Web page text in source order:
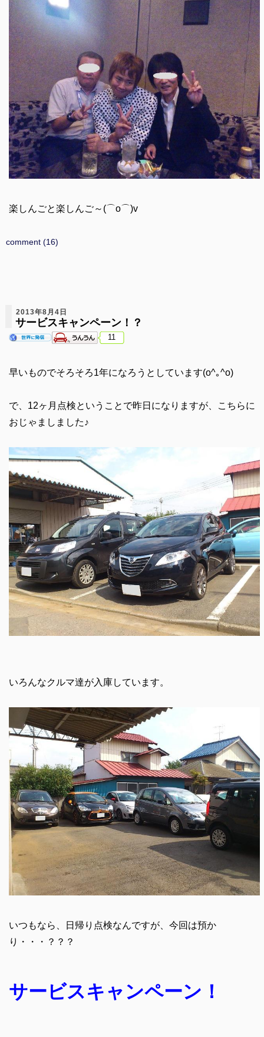
楽しんごと楽しんご～(⌒o⌒)v
comment (16)
2013年8月4日
サービスキャンペーン！？
11
早いものでそろそろ1年になろうとしています(o^｡^o)
で、12ヶ月点検ということで昨日になりますが、こちらに
おじゃましました♪
いろんなクルマ達が入庫しています。
いつもなら、日帰り点検なんですが、今回は預か
り・・・？？？
サービスキャンペーン！